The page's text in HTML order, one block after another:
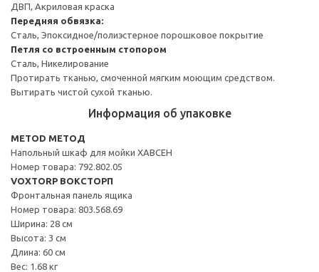
ДВП, Акриловая краска
Передняя обвязка:
Сталь, Эпоксидное/полиэстерное порошковое покрытие
Петля со встроенным стопором
Сталь, Никелирование
Протирать тканью, смоченной мягким моющим средством.
Вытирать чистой сухой тканью.
Информация об упаковке
METOD МЕТОД
Напольный шкаф для мойки ХАВСЕН
Номер товара: 792.802.05
VOXTORP ВОКСТОРП
Фронтальная панель ящика
Номер товара: 803.568.69
Ширина: 28 см
Высота: 3 см
Длина: 60 см
Вес: 1.68 кг